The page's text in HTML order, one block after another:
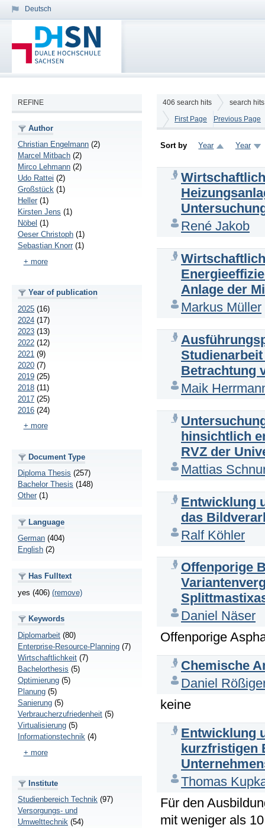
Deutsch
REFINE
Author
Christian Engelmann (2)
Marcel Mitbach (2)
Mirco Lehmann (2)
Udo Rattei (2)
Großstück (1)
Heller (1)
Kirsten Jens (1)
Nöbel (1)
Oeser Christoph (1)
Sebastian Knorr (1)
+ more
Year of publication
2025 (16)
2024 (17)
2023 (13)
2022 (12)
2021 (9)
2020 (7)
2019 (25)
2018 (11)
2017 (25)
2016 (24)
+ more
Document Type
Diploma Thesis (257)
Bachelor Thesis (148)
Other (1)
Language
German (404)
English (2)
Has Fulltext
yes (406) (remove)
Keywords
Diplomarbeit (80)
Enterprise-Resource-Planning (7)
Wirtschaftlichkeit (7)
Bachelorthesis (5)
Optimierung (5)
Planung (5)
Sanierung (5)
Verbraucherzufriedenheit (5)
Virtualisierung (5)
Informationstechnik (4)
+ more
Institute
Studienbereich Technik (97)
Versorgungs- und
Umwelttechnik (54)
406 search hits
search
First Page
Previous Page
Sort by Year Year
René Jakob
Anlage der
Markus Müller
Betrachtung
Maik
hinsichtlich
RVZ der
Mattias
Entwicklung
das
Ralf Köhler
Offenporige
Daniel Näser
Offenporige
Chemische
Daniel
keine
Entwicklung
kurzfristigen
Thomas
Für den
mit weniger als